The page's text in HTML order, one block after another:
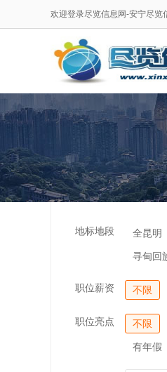
欢迎登录尽览信息网-安宁尽览
地标地段 全昆明
寻甸回
职位薪资 不限
职位亮点 不限
有年假